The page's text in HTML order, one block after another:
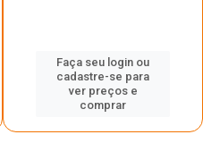
Faça seu login ou
cadastre-se para
ver preços e
comprar